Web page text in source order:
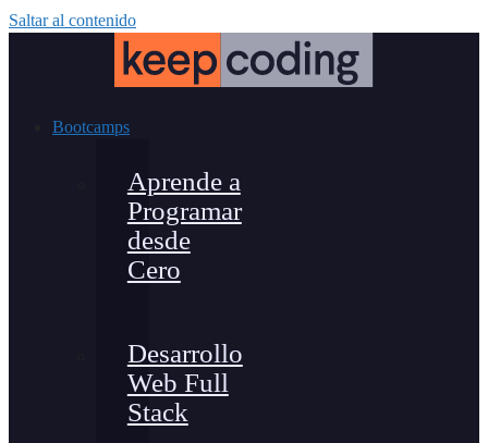
Saltar al contenido
Bootcamps
Aprende a
Programar
desde
Cero
Desarrollo
Web Full
Stack